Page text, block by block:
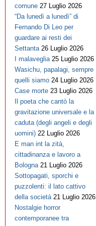
comune 27 Luglio 2026
“Da lunedì a lunedì” di
Fernando Di Leo per
guardare ai resti dei
Settanta 26 Luglio 2026
I malaveglia 25 Luglio 2026
Wasichu, papalagi, sempre
quelli siamo 24 Luglio 2026
Case morte 23 Luglio 2026
Il poeta che cantò la
gravitazione universale e la
caduta (degli angeli e degli
uomini) 22 Luglio 2026
E man int la zità,
cittadinanza e lavoro a
Bologna 21 Luglio 2026
Sottopagati, sporchi e
puzzolenti: il lato cattivo
della società 21 Luglio 2026
Nostalgie horror
contemporanee tra